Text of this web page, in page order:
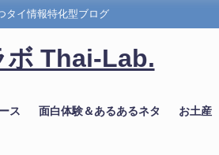
タイ情報特化型ブログ
ボ Thai-Lab.
ス 面白体験＆あるあるネタ お土産